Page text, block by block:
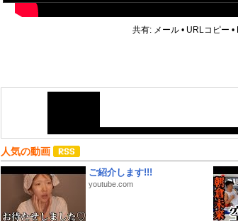
共有: メール • URLコピー •
人気の動画
ご紹介します!!!
youtube.com